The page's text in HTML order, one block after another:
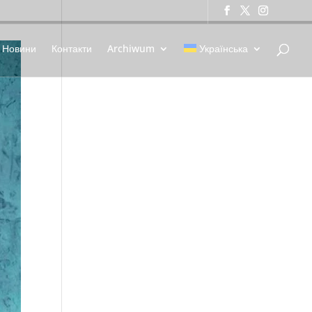
Новини Контакти Archiwum Українська